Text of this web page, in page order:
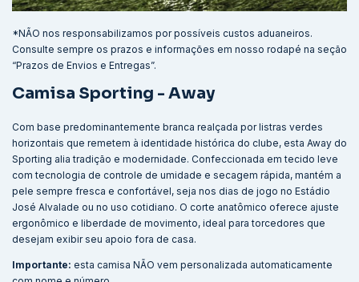
*NÃO nos responsabilizamos por possíveis custos aduaneiros.
Consulte sempre os prazos e informações em nosso rodapé na seção
“Prazos de Envios e Entregas”.
Camisa Sporting - Away
Com base predominantemente branca realçada por listras verdes
horizontais que remetem à identidade histórica do clube, esta Away do
Sporting alia tradição e modernidade. Confeccionada em tecido leve
com tecnologia de controle de umidade e secagem rápida, mantém a
pele sempre fresca e confortável, seja nos dias de jogo no Estádio
José Alvalade ou no uso cotidiano. O corte anatômico oferece ajuste
ergonômico e liberdade de movimento, ideal para torcedores que
desejam exibir seu apoio fora de casa.
Importante: esta camisa NÃO vem personalizada automaticamente